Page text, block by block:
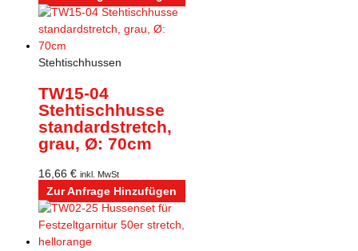
Stehtischhussen
TW15-04
Stehtischhusse
standardstretch,
grau, Ø: 70cm
16,66 € inkl. MwSt
Zur Anfrage Hinzufügen